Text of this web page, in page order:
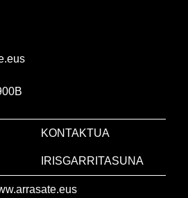
KONTAKTUA
IRISGARRITASUNA